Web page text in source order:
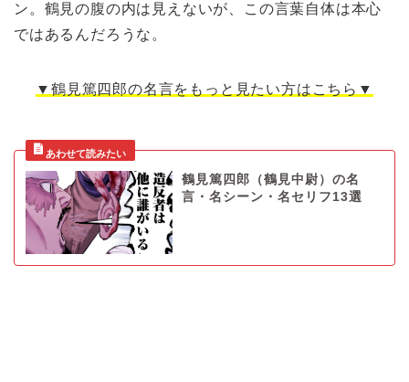
ン。鶴見の腹の内は見えないが、この言葉自体は本心
ではあるんだろうな。
▼鶴見篤四郎の名言をもっと見たい方はこちら▼
鶴見篤四郎（鶴見中尉）の名
言・名シーン・名セリフ13選